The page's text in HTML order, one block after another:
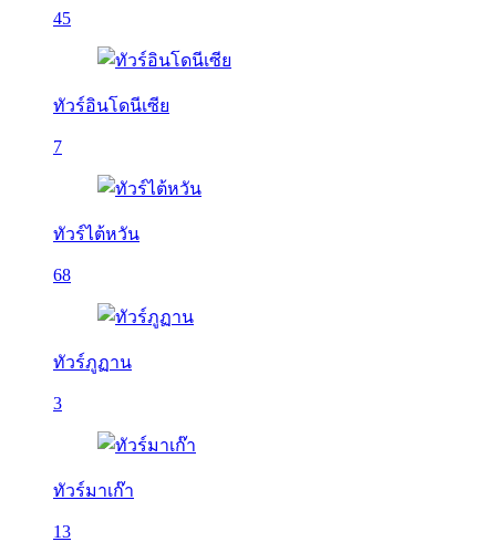
45
ทัวร์อินโดนีเซีย
7
ทัวร์ไต้หวัน
68
ทัวร์ภูฏาน
3
ทัวร์มาเก๊า
13